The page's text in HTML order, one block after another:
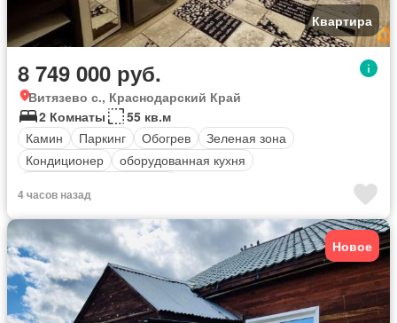
Квартира
8 749 000 руб.
Витязево с., Краснодарский Край
2 Комнаты
55 кв.м
Камин
Паркинг Обогрев
Зеленая зона
Кондиционер
оборудованная кухня
4 часов назад
Новое